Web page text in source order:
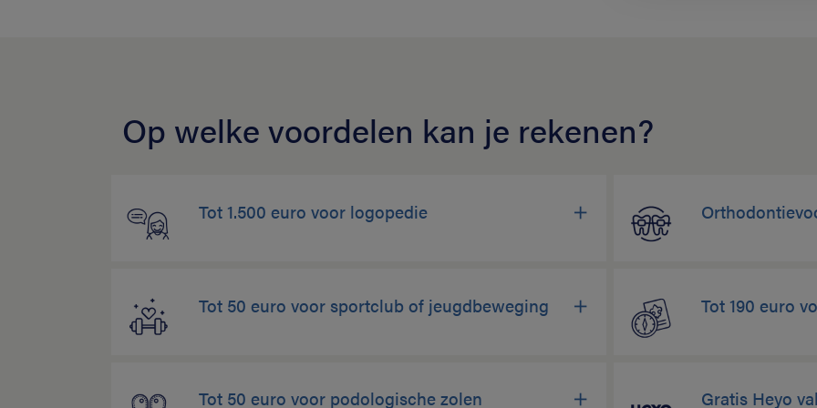
Op welke voordelen kan je rekenen?
Tot 1.500 euro voor logopedie
Tot 50 euro voor sportclub of jeugdbeweging Tot 190 euro
Tot 50 euro voor podologische zolen Gratis Heyo